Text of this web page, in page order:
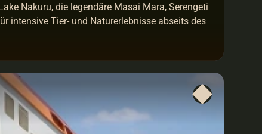
Nakuru, die legendäre Masai Mara, Serengeti
intensive Tier- und Naturerlebnisse abseits des